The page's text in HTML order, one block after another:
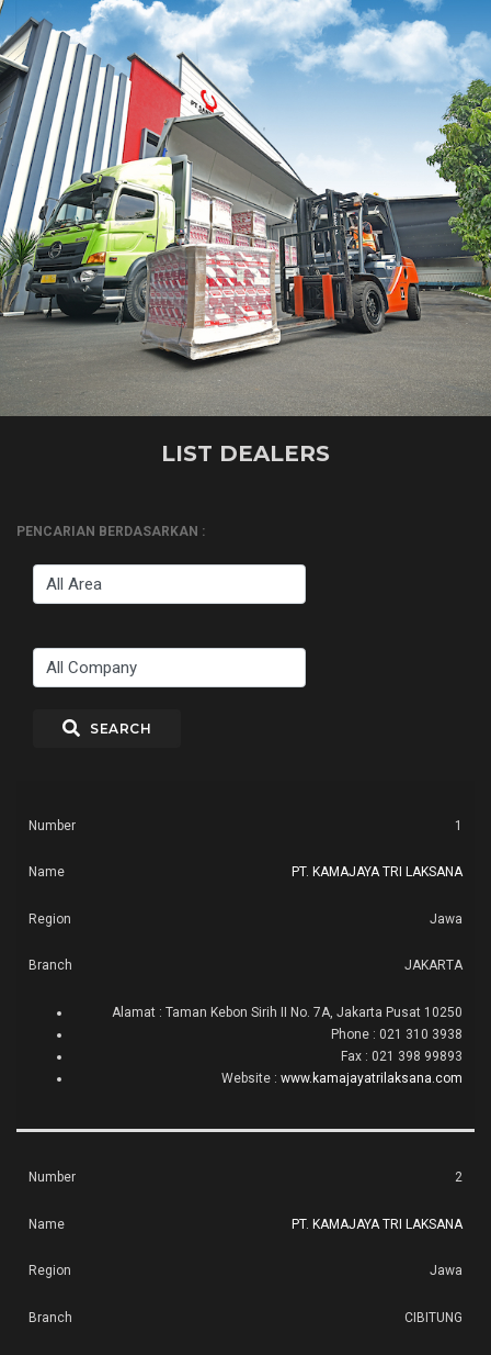
LIST DEALERS
PENCARIAN BERDASARKAN :
SEARCH
No BRANCH ADDRESS
1
PT. KAMAJAYA TRI LAKSANA
Jawa
JAKARTA
Alamat : Taman Kebon Sirih II No. 7A, Jakarta Pusat 10250
Phone : 021 310 3938
Fax : 021 398 99893
Website : www.kamajayatrilaksana.com
2
PT. KAMAJAYA TRI LAKSANA
Jawa
CIBITUNG